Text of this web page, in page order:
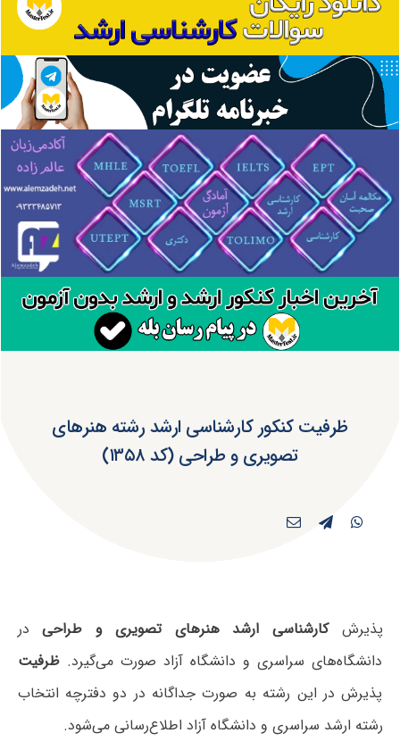
ظرفیت کنکور کارشناسی ارشد رشته هنرهای
تصویری و طراحی (کد ۱۳۵۸)
پذیرشکارشناسی ارشد هنرهای تصویری و طراحیدر
دانشگاه‌های سراسری و دانشگاه آزاد صورت می‌گیرد.ظرفیت
پذیرش در این رشته به صورت جداگانه در دو دفترچه انتخاب
رشته ارشد سراسری و دانشگاه آزاد اطلاع‌رسانی می‌شود.